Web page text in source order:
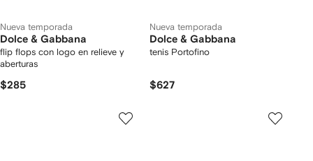
Nueva temporada
Dolce & Gabbana
flip flops con logo en relieve y
aberturas
$285
Nueva temporada
Dolce & Gabbana
tenis Portofino
$627